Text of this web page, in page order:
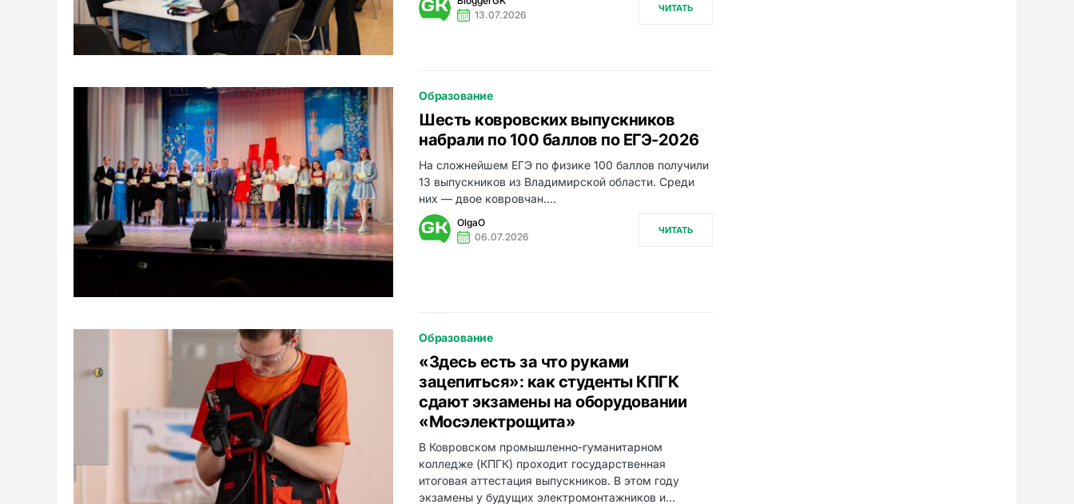
13.07.2026
ЧИТАТЬ
Образование
Шесть ковровских выпускников
набрали по 100 баллов по ЕГЭ-2026
На сложнейшем ЕГЭ по физике 100 баллов получили
13 выпускников из Владимирской области. Среди
них — двое ковровчан.…
OlgaO
06.07.2026
ЧИТАТЬ
Образование
«Здесь есть за что руками
зацепиться»: как студенты КПГК
сдают экзамены на оборудовании
«Мосэлектрощита»
В Ковровском промышленно-гуманитарном
колледже (КПГК) проходит государственная
итоговая аттестация выпускников. В этом году
экзамены у будущих электромонтажников и…